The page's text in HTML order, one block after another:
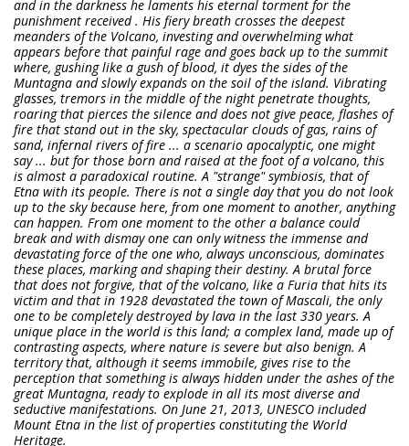
and in the darkness he laments his eternal torment for the
punishment received . His fiery breath crosses the deepest
meanders of the Volcano, investing and overwhelming what
appears before that painful rage and goes back up to the summit
where, gushing like a gush of blood, it dyes the sides of the
Muntagna and slowly expands on the soil of the island. Vibrating
glasses, tremors in the middle of the night penetrate thoughts,
roaring that pierces the silence and does not give peace, flashes of
fire that stand out in the sky, spectacular clouds of gas, rains of
sand, infernal rivers of fire ... a scenario apocalyptic, one might
say ... but for those born and raised at the foot of a volcano, this
is almost a paradoxical routine. A "strange" symbiosis, that of
Etna with its people. There is not a single day that you do not look
up to the sky because here, from one moment to another, anything
can happen. From one moment to the other a balance could
break and with dismay one can only witness the immense and
devastating force of the one who, always unconscious, dominates
these places, marking and shaping their destiny. A brutal force
that does not forgive, that of the volcano, like a Furia that hits its
victim and that in 1928 devastated the town of Mascali, the only
one to be completely destroyed by lava in the last 330 years. A
unique place in the world is this land; a complex land, made up of
contrasting aspects, where nature is severe but also benign. A
territory that, although it seems immobile, gives rise to the
perception that something is always hidden under the ashes of the
great Muntagna, ready to explode in all its most diverse and
seductive manifestations. On June 21, 2013, UNESCO included
Mount Etna in the list of properties constituting the World
Heritage.